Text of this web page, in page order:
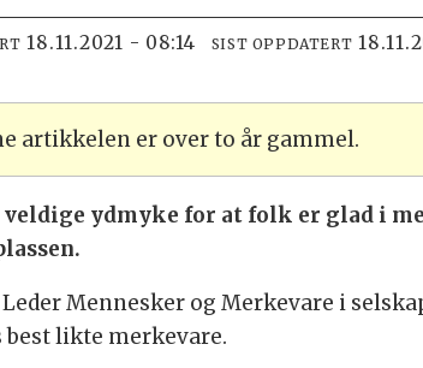
18.11.2021 - 08:14 SIST OPPDATERT
artikkelen er over to år gammel.
veldige ydmyke for at folk er glad i
Mennesker og Merkevare i
best likte merkevare.